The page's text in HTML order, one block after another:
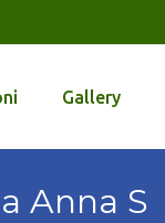
Gallery
Anna S